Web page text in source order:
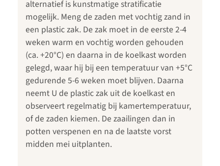
alternatief is kunstmatige stratificatie
mogelijk. Meng de zaden met vochtig zand in
een plastic zak. De zak moet in de eerste 2-4
weken warm en vochtig worden gehouden
(ca. +20°C) en daarna in de koelkast worden
gelegd, waar hij bij een temperatuur van +5°C
gedurende 5-6 weken moet blijven. Daarna
neemt U de plastic zak uit de koelkast en
observeert regelmatig bij kamertemperatuur,
of de zaden kiemen. De zaailingen dan in
potten verspenen en na de laatste vorst
midden mei uitplanten.